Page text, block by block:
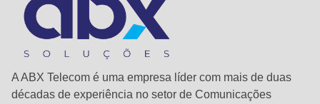
A ABX Telecom é uma empresa líder com mais de duas
décadas de experiência no setor de Comunicações